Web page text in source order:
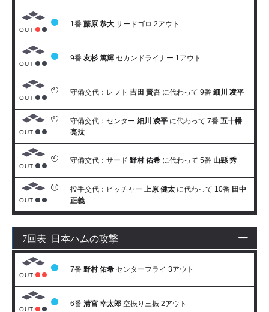
OUT
1番 藤原 恭大 サードゴロ 2アウト
OUT
9番 友杉 篤輝 セカンドライナー 1アウト
OUT
守備交代：レフト 吉田 賢吾 に代わって 9番 細川 凌平
OUT
守備交代：センター 細川 凌平 に代わって 7番 五十幡
亮汰
OUT
守備交代：サード 野村 佑希 に代わって 5番 山縣 秀
OUT
投手交代：ピッチャー 上原 健太 に代わって 10番 田中
正義
7回表 日本ハムの攻撃
OUT
7番 野村 佑希 センターフライ 3アウト
OUT
6番 清宮 幸太郎 空振り三振 2アウト